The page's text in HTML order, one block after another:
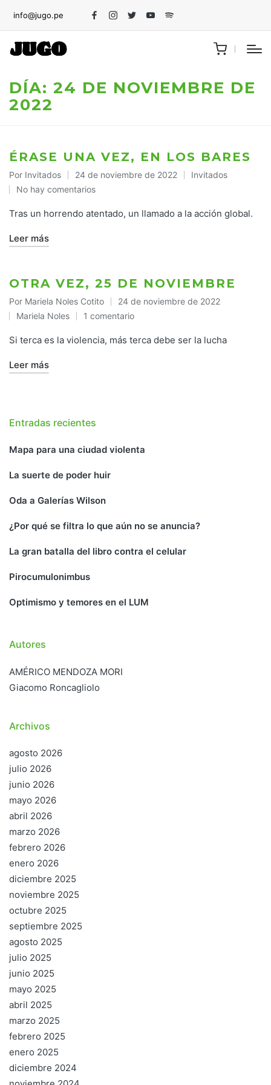
info@jugo.pe
FacebookInstagram
TwitterYoutubeSpotify
DÍA: 24 DE NOVIEMBRE DE
2022
ÉRASE UNA VEZ, EN LOS BARES
Publicado
por
Por Invitados 24 de noviembre de 2022
Publicado
Invitados
No hay comentarios
Tras un horrendo atentado, un llamado a la acción global.
Leer más
OTRA VEZ, 25 DE NOVIEMBRE
Publicado
por
Por Mariela Noles Cotito 24 de noviembre de 2022
Publicado
en
Mariela Noles 1 comentario
Si terca es la violencia, más terca debe ser la lucha
Leer más
Entradas recientes
Mapa para una ciudad violenta
La suerte de poder huir
Oda a Galerías Wilson
¿Por qué se filtra lo que aún no se anuncia?
La gran batalla del libro contra el celular
Pirocumulonimbus
Optimismo y temores en el LUM
Autores
AMÉRICO MENDOZA MORI
Giacomo Roncagliolo
Archivos
agosto 2026
julio 2026
junio 2026
mayo 2026
abril 2026
marzo 2026
febrero 2026
enero 2026
diciembre 2025
noviembre 2025
octubre 2025
septiembre 2025
agosto 2025
julio 2025
junio 2025
mayo 2025
abril 2025
marzo 2025
febrero 2025
enero 2025
diciembre 2024